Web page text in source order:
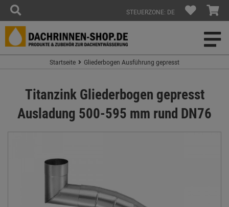
STEUERZONE: DE
Startseite Gliederbogen Ausführung gepresst
Titanzink Gliederbogen gepresst
Ausladung 500-595 mm rund DN76